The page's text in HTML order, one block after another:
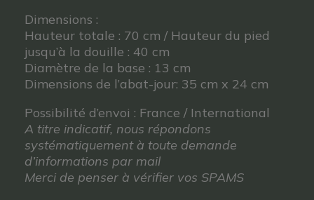
Dimensions :
Hauteur totale : 70 cm / Hauteur du pied
jusqu’à la douille : 40 cm
Diamètre de la base : 13 cm
Dimensions de l’abat-jour: 35 cm x 24 cm
Possibilité d’envoi : France / International
A titre indicatif, nous répondons
systématiquement à toute demande
d’informations par mail
Merci de penser à vérifier vos SPAMS